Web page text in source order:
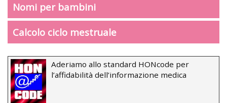
Nomi per bambini
Calcolo ciclo mestruale
Aderiamo allo standard HONcode per
l’affidabilità dell’informazione medica